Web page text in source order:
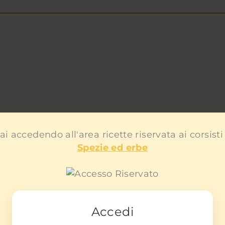
accedendo all'area ricette riservata ai
Spezie ed erbe
Accedi